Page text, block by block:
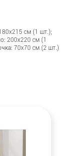
см (1 шт.);
200x220 см (1
70x70 см (2 шт.)